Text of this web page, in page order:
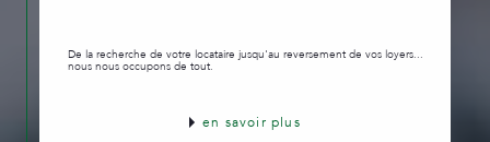
De la recherche de votre locataire jusqu'au reversement de vos loyers...
nous nous occupons de tout.
en savoir plus